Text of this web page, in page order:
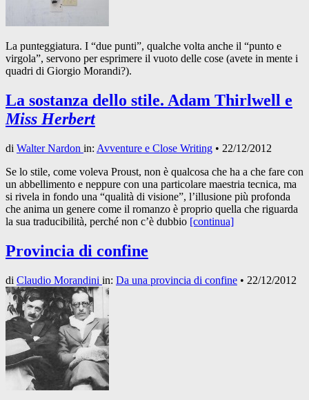
La punteggiatura. I “due punti”, qualche volta anche il “punto e
virgola”, servono per esprimere il vuoto delle cose (avete in mente i
quadri di Giorgio Morandi?).
La sostanza dello stile. Adam Thirlwell e
Miss Herbert
di Walter Nardon in: Avventure e Close Writing • 22/12/2012
Se lo stile, come voleva Proust, non è qualcosa che ha a che fare con
un abbellimento e neppure con una particolare maestria tecnica, ma
si rivela in fondo una “qualità di visione”, l’illusione più profonda
che anima un genere come il romanzo è proprio quella che riguarda
la sua traducibilità, perché non c’è dubbio [continua]
Provincia di confine
di Claudio Morandini in: Da una provincia di confine • 22/12/2012